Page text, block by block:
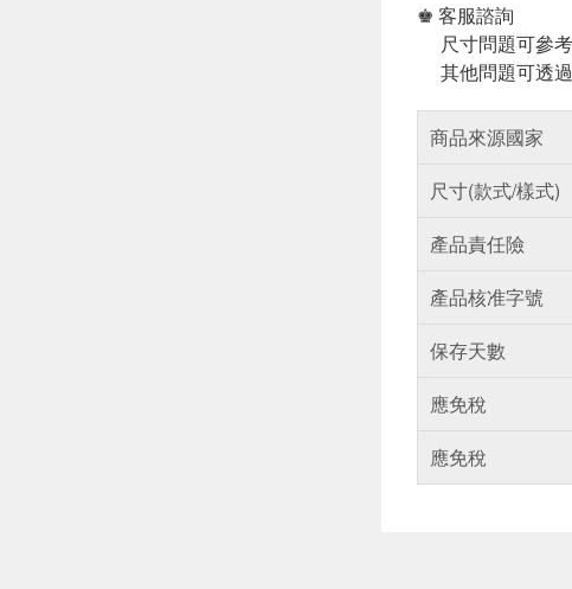
♚ 客服諮詢
尺寸問題可參考
其他問題可透過
商品來源國家
尺寸(款式/樣式)
產品責任險
產品核准字號
保存天數
應免稅
應免稅